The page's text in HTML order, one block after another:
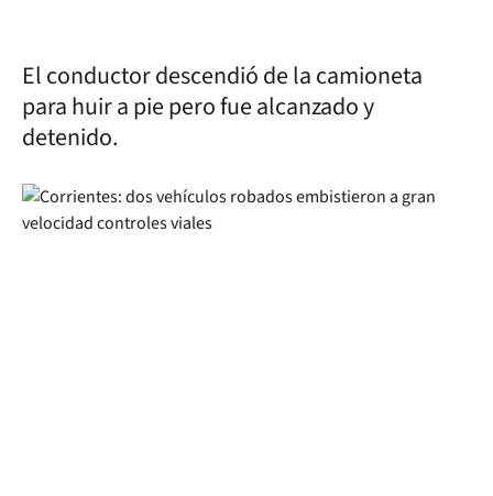
El conductor descendió de la camioneta
para huir a pie pero fue alcanzado y
detenido.